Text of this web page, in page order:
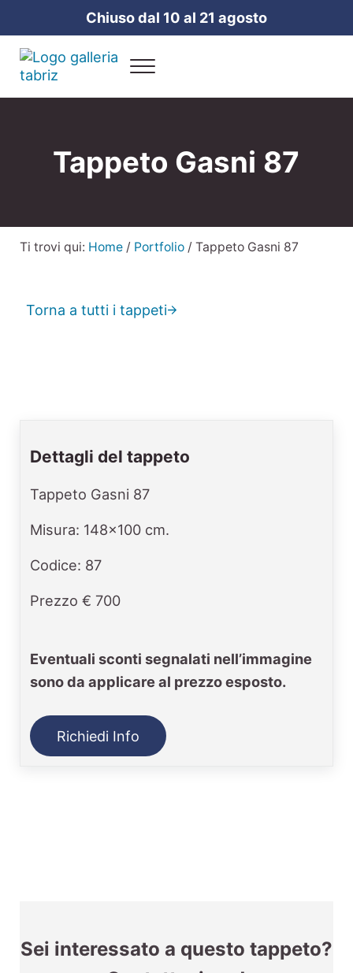
Passa al contenuto principale
Skip to header right navigation
Skip to site footerChiuso dal 10 al 21 agosto
Galleria Tabriz
Menu
Tappeto Gasni 87
Ti trovi qui: Home / Portfolio /Tappeto Gasni 87
Torna a tutti i tappeti
Dettagli del tappeto
Tappeto Gasni 87
Misura: 148x100 cm.
Codice: 87
Prezzo € 700
Eventuali sconti segnalati nell’immagine
sono da applicare al prezzo esposto.
Richiedi Info
Sei interessato a questo tappeto?